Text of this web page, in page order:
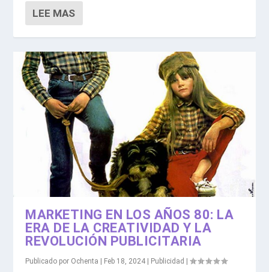
LEE MAS
MARKETING EN LOS AÑOS 80: LA
ERA DE LA CREATIVIDAD Y LA
REVOLUCIÓN PUBLICITARIA
Publicado por Ochenta Feb 18, 2024 Publicidad |